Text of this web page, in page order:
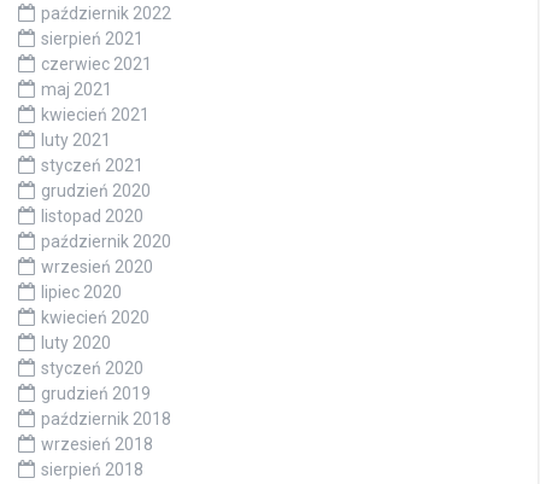
październik 2022
sierpień 2021
czerwiec 2021
maj 2021
kwiecień 2021
luty 2021
styczeń 2021
grudzień 2020
listopad 2020
październik 2020
wrzesień 2020
lipiec 2020
kwiecień 2020
luty 2020
styczeń 2020
grudzień 2019
październik 2018
wrzesień 2018
sierpień 2018